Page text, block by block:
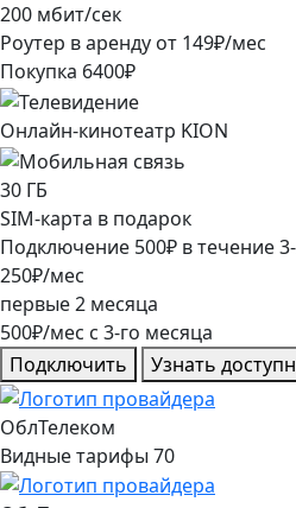
200 мбит/сек
Роутер в аренду от 149₽/мес
Покупка 6400₽
Онлайн-кинотеатр KION
30 ГБ
SIM-карта в подарок
Подключение 500₽ в течение3
250₽/мес
первые2 месяца
500₽/мес c 3-го месяца
Подключить
Узнать
ОблТелеком
Видные тарифы 70